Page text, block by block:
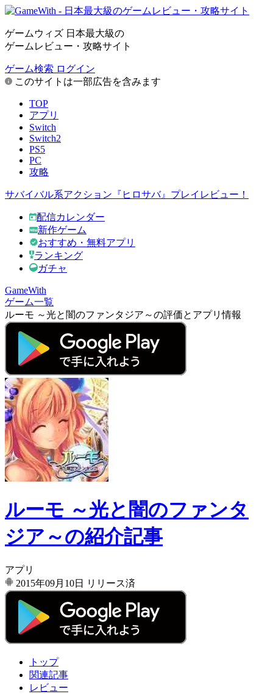
ゲームウィズ 日本最大級の
ゲームレビュー・攻略サイト
ゲーム検索 ログイン
このサイトは一部広告を含みます
TOP
アプリ
Switch
Switch2
PS5
PC
攻略
サバイバル系アクション『ヒロサバ』プレイレビュー！
配信カレンダー
新作ゲーム
おすすめ・無料アプリ
ランキング
ガチャ
GameWith
ゲーム一覧
ルーモ ～光と闇のファンタジア～の評価とアプリ情報
ルーモ ～光と闇のファンタ
ジア～の紹介記事
アプリ
2015年09月10日
リリース済
トップ
関連記事
レビュー